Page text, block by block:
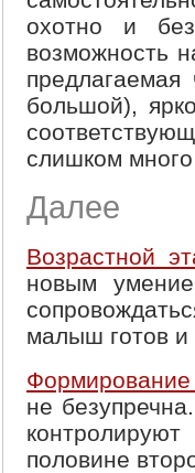
охотно и
возможность
большой),
слишком
Далее
Возрастной
новым
малыш готов и
не
половине